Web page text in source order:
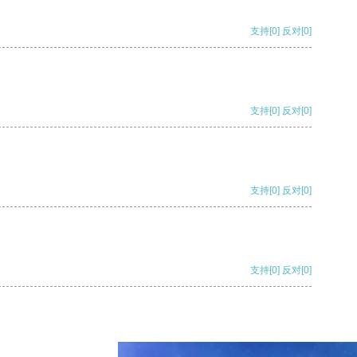
支持[0] 反对[0]
支持[0] 反对[0]
支持[0] 反对[0]
支持[0] 反对[0]